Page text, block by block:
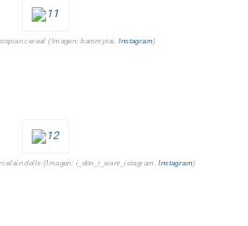
cereal (Imagen: bammytai,Instagram)
dolls (Imagen: i_don_t_want_istagram,Instagram)